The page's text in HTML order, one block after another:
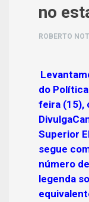
no
ROBERTO
do
feira (15),
Superior
segue
número
legenda